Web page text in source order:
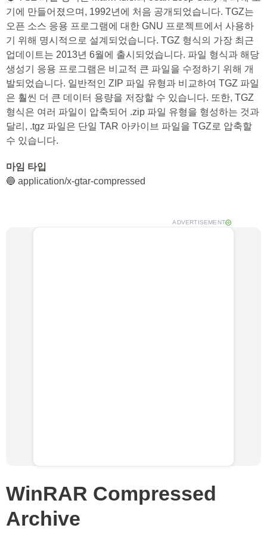
기에 만들어졌으며, 1992년에 처음 공개되었습니다. TGZ는
오픈 소스 응용 프로그램에 대한 GNU 프로젝트에서 사용하
기 위해 명시적으로 설계되었습니다. TGZ 형식의 가장 최근
업데이트는 2013년 6월에 출시되었습니다. 파일 형식과 해당
생성기 응용 프로그램은 비교적 큰 파일을 수정하기 위해 개
발되었습니다. 일반적인 ZIP 파일 유형과 비교하여 TGZ 파일
은 훨씬 더 큰 데이터 용량을 저장할 수 있습니다. 또한, TGZ
형식은 여러 파일이 압축되어 .zip 파일 유형을 형성하는 것과
달리, .tgz 파일은 단일 TAR 아카이브 파일을 TGZ로 압축할
수 있습니다.
마임 타입
🔵 application/x-gtar-compressed
ADVERTISEMENT
WinRAR Compressed
Archive